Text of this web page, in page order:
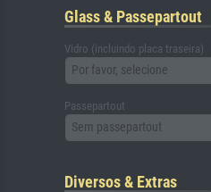
Glass & Passepartout
Vidro (incluindo placa traseira)
Por favor, selecione
Passepartout
Sem passepartout
Diversos & Extras